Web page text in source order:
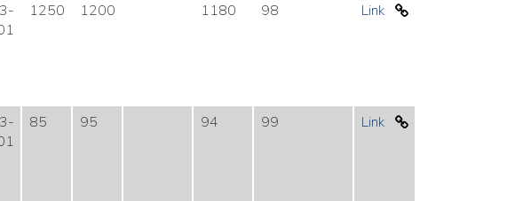
1250 1200 1180 98 Link
85 95 94 99 Link